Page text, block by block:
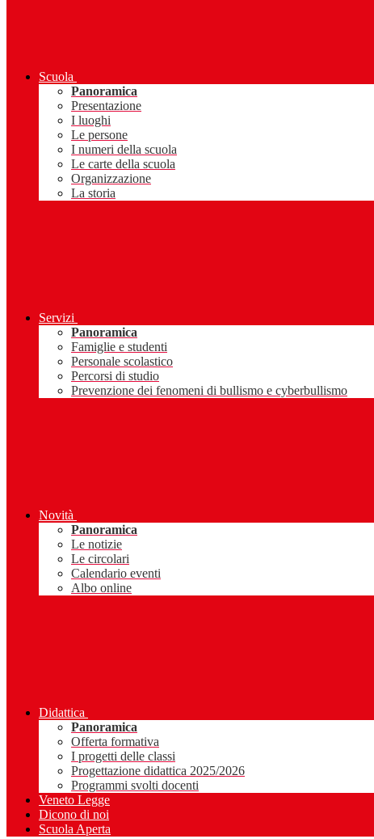
Scuola
Panoramica
Presentazione
I luoghi
Le persone
I numeri della scuola
Le carte della scuola
Organizzazione
La storia
Servizi
Panoramica
Famiglie e studenti
Personale scolastico
Percorsi di studio
Prevenzione dei fenomeni di bullismo e cyberbullismo
Novità
Panoramica
Le notizie
Le circolari
Calendario eventi
Albo online
Didattica
Panoramica
Offerta formativa
I progetti delle classi
Progettazione didattica 2025/2026
Programmi svolti docenti
Veneto Legge
Dicono di noi
Scuola Aperta